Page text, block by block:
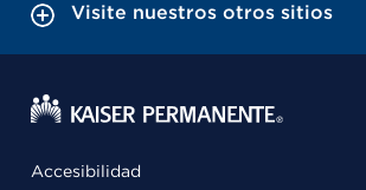
Visite nuestros otros sitios
Accesibilidad